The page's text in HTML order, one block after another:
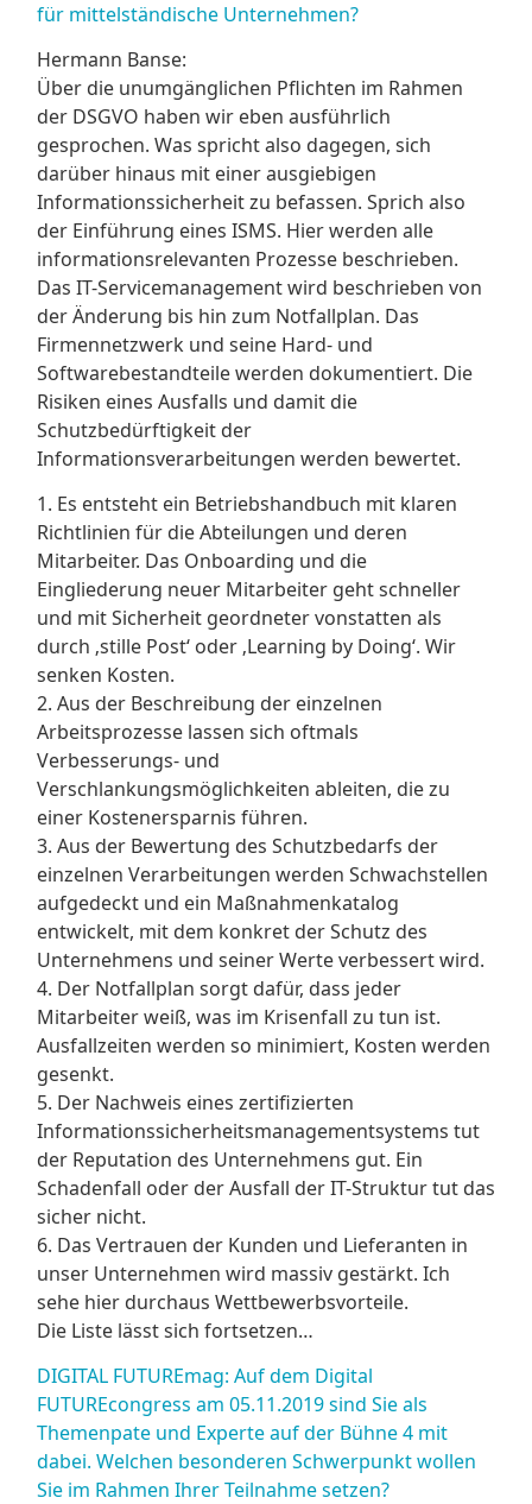
für mittelständische Unternehmen?
Hermann Banse:
Über die unumgänglichen Pflichten im Rahmen
der DSGVO haben wir eben ausführlich
gesprochen. Was spricht also dagegen, sich
darüber hinaus mit einer ausgiebigen
Informationssicherheit zu befassen. Sprich also
der Einführung eines ISMS. Hier werden alle
informationsrelevanten Prozesse beschrieben.
Das IT-Servicemanagement wird beschrieben von
der Änderung bis hin zum Notfallplan. Das
Firmennetzwerk und seine Hard- und
Softwarebestandteile werden dokumentiert. Die
Risiken eines Ausfalls und damit die
Schutzbedürftigkeit der
Informationsverarbeitungen werden bewertet.
1. Es entsteht ein Betriebshandbuch mit klaren
Richtlinien für die Abteilungen und deren
Mitarbeiter. Das Onboarding und die
Eingliederung neuer Mitarbeiter geht schneller
und mit Sicherheit geordneter vonstatten als
durch ‚stille Post‘ oder ‚Learning by Doing‘. Wir
senken Kosten.
2. Aus der Beschreibung der einzelnen
Arbeitsprozesse lassen sich oftmals
Verbesserungs- und
Verschlankungsmöglichkeiten ableiten, die zu
einer Kostenersparnis führen.
3. Aus der Bewertung des Schutzbedarfs der
einzelnen Verarbeitungen werden Schwachstellen
aufgedeckt und ein Maßnahmenkatalog
entwickelt, mit dem konkret der Schutz des
Unternehmens und seiner Werte verbessert wird.
4. Der Notfallplan sorgt dafür, dass jeder
Mitarbeiter weiß, was im Krisenfall zu tun ist.
Ausfallzeiten werden so minimiert, Kosten werden
gesenkt.
5. Der Nachweis eines zertifizierten
Informationssicherheitsmanagementsystems tut
der Reputation des Unternehmens gut. Ein
Schadenfall oder der Ausfall der IT-Struktur tut das
sicher nicht.
6. Das Vertrauen der Kunden und Lieferanten in
unser Unternehmen wird massiv gestärkt. Ich
sehe hier durchaus Wettbewerbsvorteile.
Die Liste lässt sich fortsetzen…
DIGITAL FUTUREmag: Auf dem Digital
FUTUREcongress am 05.11.2019 sind Sie als
Themenpate und Experte auf der Bühne 4 mit
dabei. Welchen besonderen Schwerpunkt wollen
Sie im Rahmen Ihrer Teilnahme setzen?